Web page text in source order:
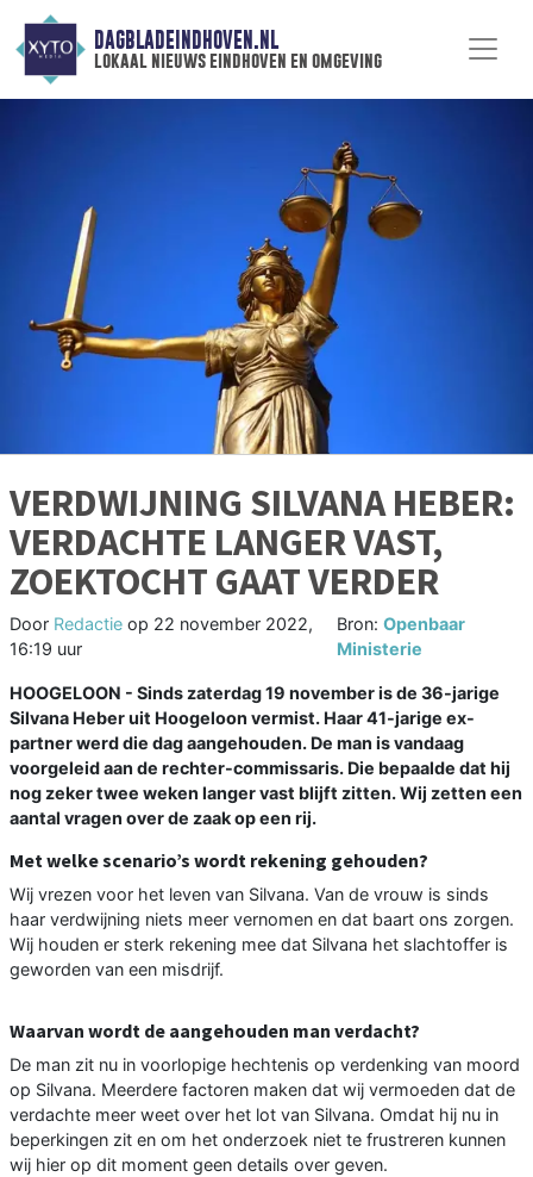
DAGBLADEINDHOVEN.NL
lokaal nieuws eindhoven en omgeving
VERDWIJNING SILVANA HEBER:
VERDACHTE LANGER VAST,
ZOEKTOCHT GAAT VERDER
Door Redactie op 22 november 2022,
16:19 uur
Bron: Openbaar
Ministerie
HOOGELOON - Sinds zaterdag 19 november is de 36-jarige
Silvana Heber uit Hoogeloon vermist. Haar 41-jarige ex-
partner werd die dag aangehouden. De man is vandaag
voorgeleid aan de rechter-commissaris. Die bepaalde dat hij
nog zeker twee weken langer vast blijft zitten. Wij zetten een
aantal vragen over de zaak op een rij.
Met welke scenario’s wordt rekening gehouden?
Wij vrezen voor het leven van Silvana. Van de vrouw is sinds
haar verdwijning niets meer vernomen en dat baart ons zorgen.
Wij houden er sterk rekening mee dat Silvana het slachtoffer is
geworden van een misdrijf.
Waarvan wordt de aangehouden man verdacht?
De man zit nu in voorlopige hechtenis op verdenking van moord
op Silvana. Meerdere factoren maken dat wij vermoeden dat de
verdachte meer weet over het lot van Silvana. Omdat hij nu in
beperkingen zit en om het onderzoek niet te frustreren kunnen
wij hier op dit moment geen details over geven.